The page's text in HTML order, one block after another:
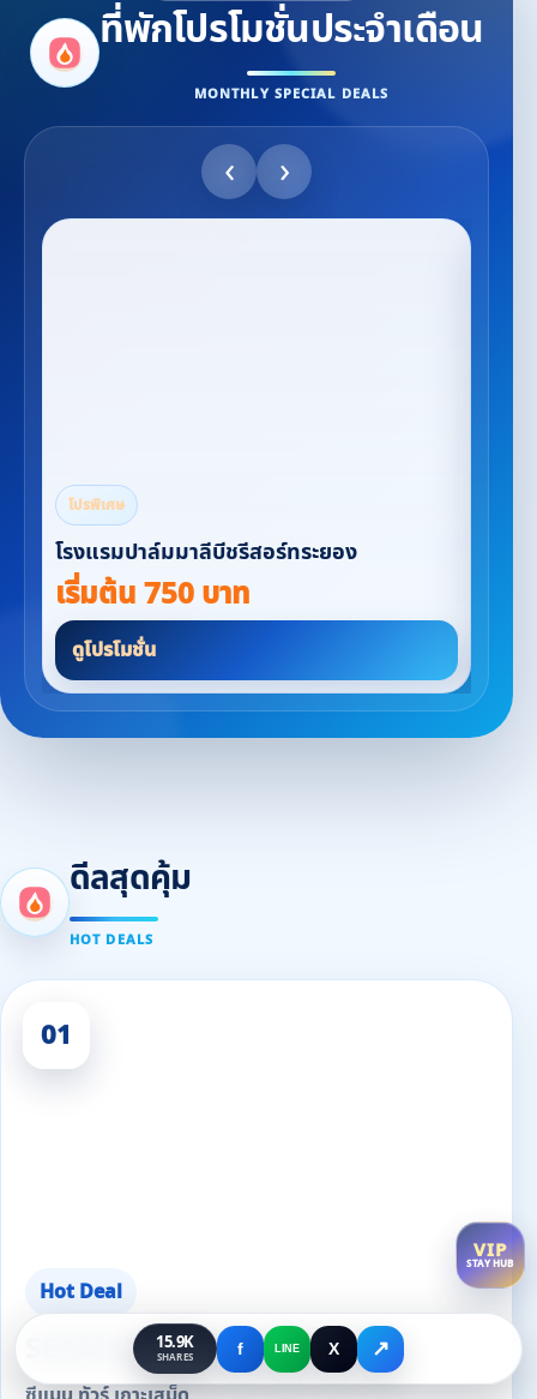
15.9K
SHARES f LINE X ↗
VIP
STAY HUB
ที่พักโปรโมชั่นประจำเดือน
MONTHLY SPECIAL DEALS
‹ ›
โปรพิเศษ
ไวน์แคมป์ ที่พัก & ลานกางเต็นท์
เริ่มต้น 2,000 บาท
ดูโปรโมชั่น
ดีลสุดคุ้ม
HOT DEALS
01
Hot Deal
SEAMAN TOUR - ซีแมน ทัวร์